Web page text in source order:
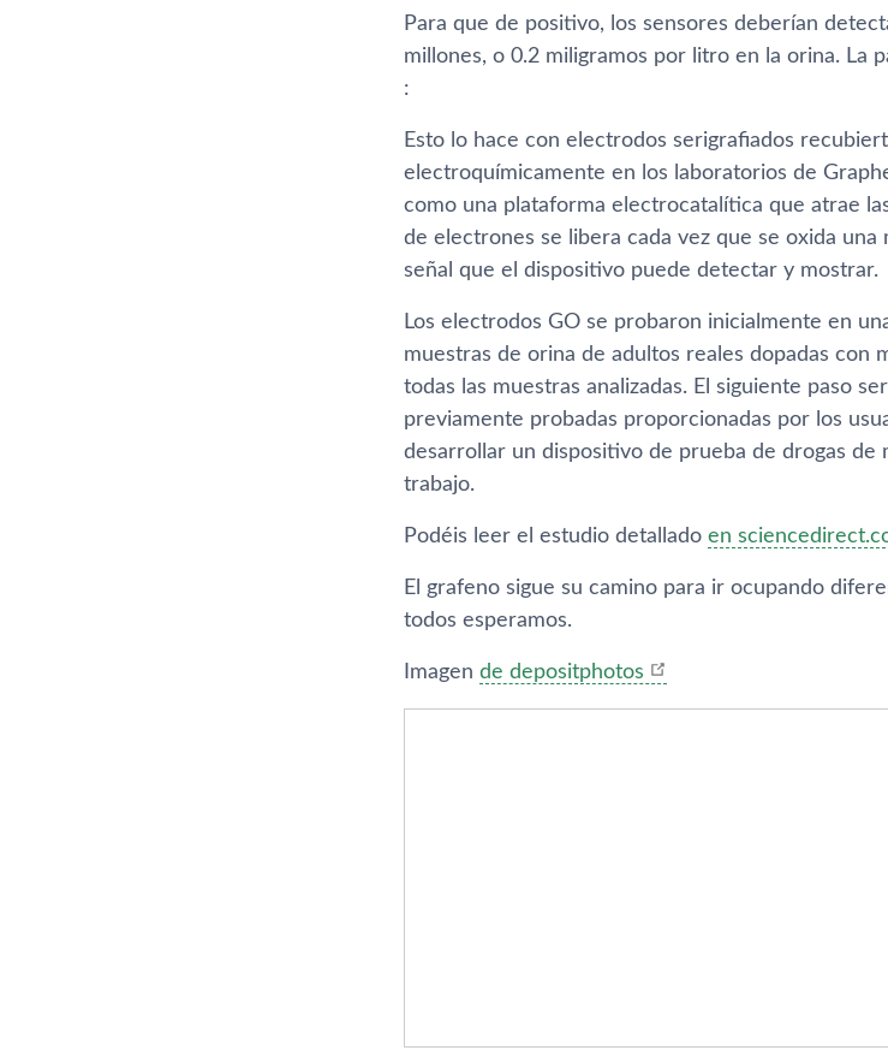
Para que de positivo, los sensores deberían
millones, o 0.2 miligramos por litro en la orina. La
:
Esto lo hace con electrodos serigrafiados
electroquímicamente en los laboratorios de
como una plataforma electrocatalítica que atrae
de electrones se libera cada vez que se oxida
señal que el dispositivo puede detectar y mostrar.
Los electrodos GO se probaron inicialmente en
muestras de orina de adultos reales dopadas
todas las muestras analizadas. El siguiente paso
previamente probadas proporcionadas por los
desarrollar un dispositivo de prueba de drogas de
trabajo.
Podéis leer el estudio detallado en
El grafeno sigue su camino para ir ocupando
todos esperamos.
Imagen de depositphotos